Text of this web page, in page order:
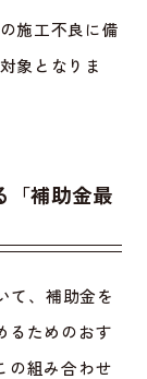
施工不良に備
象となりま
「補助金最
て、補助金を
るためのおす
の組み合わせ